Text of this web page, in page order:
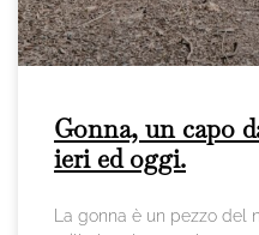
Gonna, un capo
ieri ed oggi.
La gonna è un pezzo del